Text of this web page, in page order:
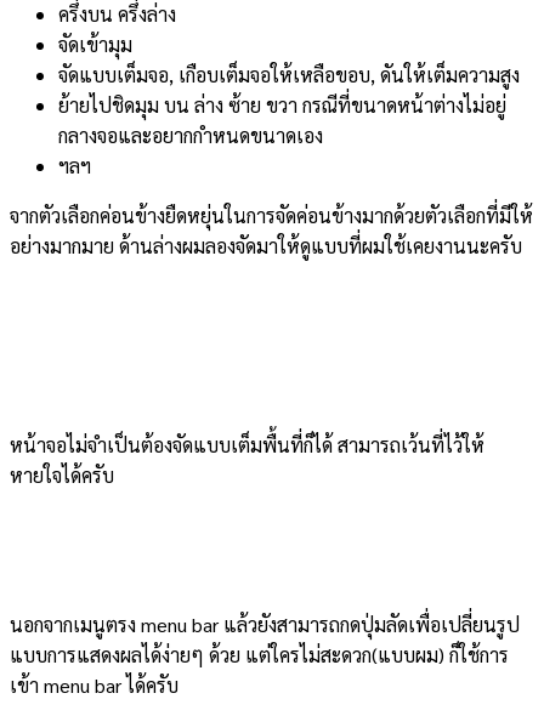
ครึ่งบน ครึ่งล่าง
จัดเข้ามุม
จัดแบบเต็มจอ, เกือบเต็มจอให้เหลือขอบ, ดันให้เต็มความสูง
ย้ายไปชิดมุม บน ล่าง ซ้าย ขวา กรณีที่ขนาดหน้าต่างไม่อยู่
กลางจอและอยากกำหนดขนาดเอง
ฯลฯ
จากตัวเลือกค่อนข้างยืดหยุ่นในการจัดค่อนข้างมากด้วยตัวเลือกที่มีให้
อย่างมากมาย ด้านล่างผมลองจัดมาให้ดูแบบที่ผมใช้เคยงานนะครับ
หน้าจอไม่จำเป็นต้องจัดแบบเต็มพื้นที่ก็ได้ สามารถเว้นที่ไว้ให้
หายใจได้ครับ
นอกจากเมนูตรง menu bar แล้วยังสามารถกดปุ่มลัดเพื่อเปลี่ยนรูป
แบบการแสดงผลได้ง่ายๆ ด้วย แต่ใครไม่สะดวก(แบบผม) ก็ใช้การ
เข้า menu bar ได้ครับ